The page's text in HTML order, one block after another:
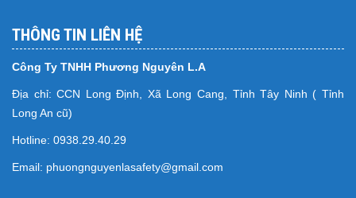
THÔNG TIN LIÊN HỆ
Công Ty TNHH Phương Nguyên L.A
Địa chỉ: CCN Long Định, Xã Long Cang, Tỉnh Tây Ninh ( Tỉnh
Long An cũ)
Hotline: 0938.29.40.29
Email: phuongnguyenlasafety@gmail.com